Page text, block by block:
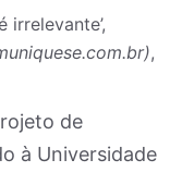
irrelevante’,
,
de
à Universidade